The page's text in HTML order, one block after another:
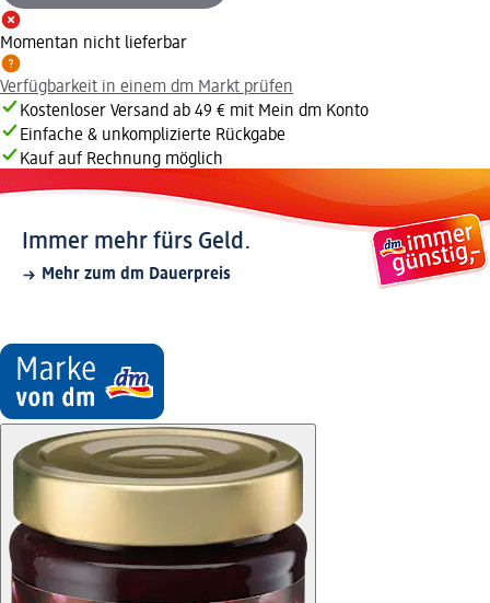
Momentan nicht lieferbar
Verfügbarkeit in einem dm Markt prüfen
Kostenloser Versand ab 49 € mit Mein dm Konto
Einfache & unkomplizierte Rückgabe
Kauf auf Rechnung möglich
Immer mehr fürs Geld.
Mehr zum dm Dauerpreis